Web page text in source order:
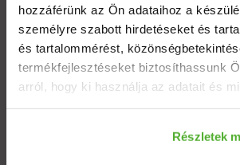
hozzáférünk az Ön adataihoz a
személyre szabott hirdetéseket és
és tartalommérést,
termékfejlesztéseket biztosíthassunk
arról, hogy ki használja az adatait és
Információgyűjtés az Ön földrajzi
Részletek
Eladó lakások
Települések